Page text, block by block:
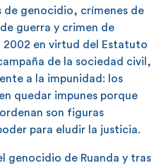
de genocidio, crímenes de
guerra y crimen de
2002 en virtud del Estatuto
de la sociedad civil,
a la impunidad: los
quedar impunes porque
son figuras
para eludir la justicia.
genocidio de Ruanda y tras